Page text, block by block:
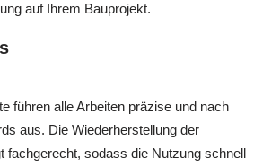
auf Ihrem Bauprojekt.
führen alle Arbeiten präzise und nach
aus. Die Wiederherstellung der
fachgerecht, sodass die Nutzung schnell